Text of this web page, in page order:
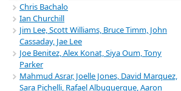
Chris Bachalo
Ian Churchill
Jim Lee, Scott Williams, Bruce Timm, John
Cassaday, Jae Lee
Joe Benitez, Alex Konat, Siya Oum, Tony
Parker
Mahmud Asrar, Joelle Jones, David Marquez,
Sara Pichelli, Rafael Albuquerque, Aaron